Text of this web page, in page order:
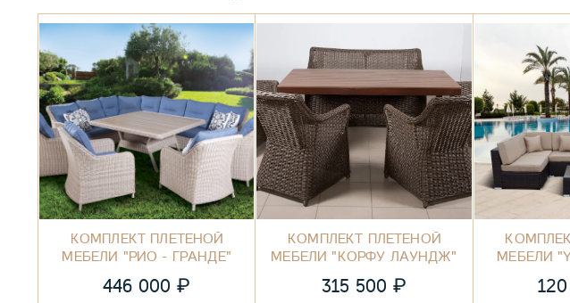
КОМПЛЕКТ ПЛЕТЕНОЙ
МЕБЕЛИ "РИО - ГРАНДЕ"
446 000₽
КОМПЛЕКТ ПЛЕТЕНОЙ
МЕБЕЛИ "КОРФУ ЛАУНДЖ"
315 500 ₽
МЕБЕЛИ